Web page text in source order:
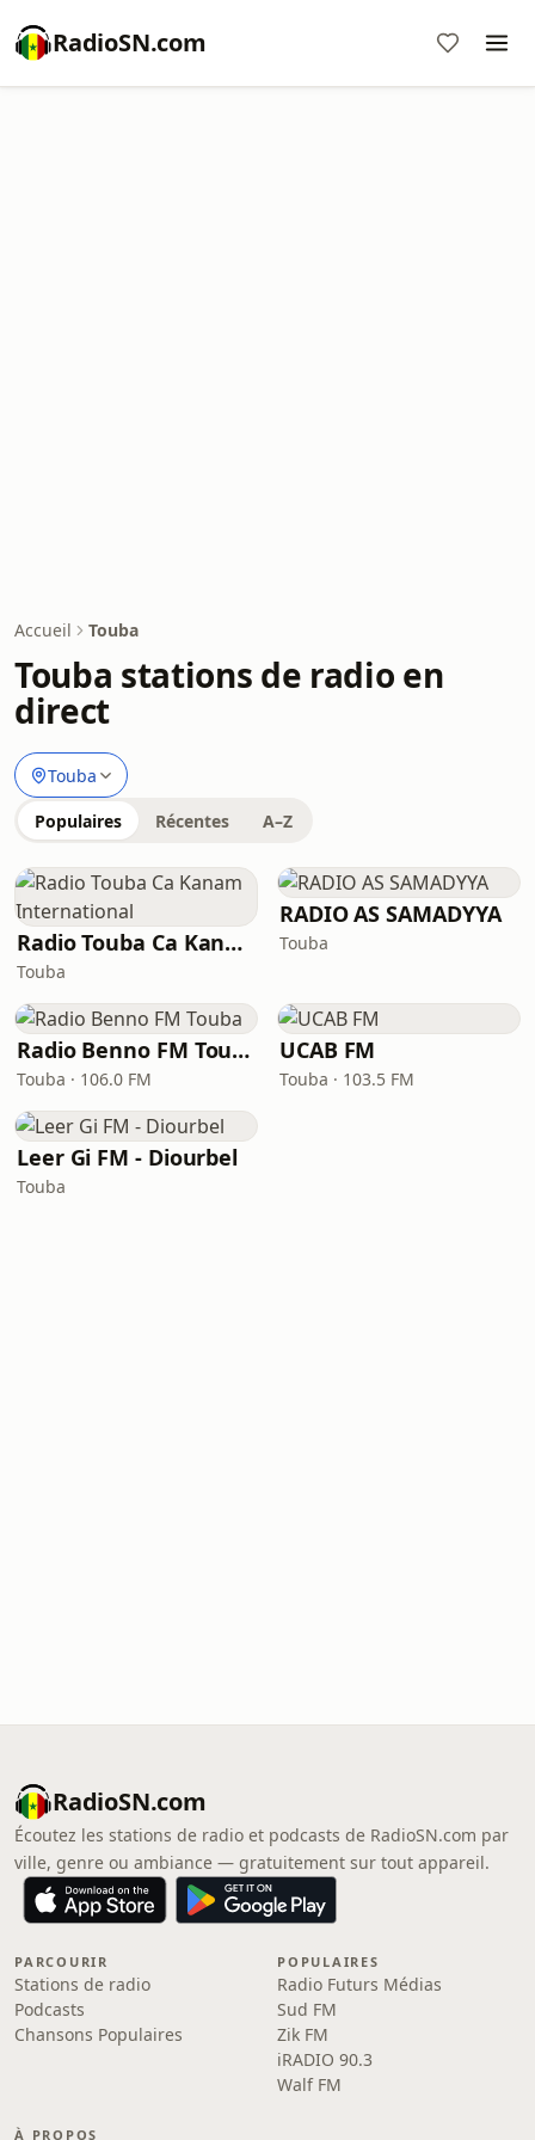
RadioSN.com
Accueil Touba
Touba stations de radio en
direct
Touba
Populaires Récentes A–Z
Radio Touba Ca Kanam International
Touba
RADIO AS SAMADYYA
Touba
Radio Benno FM Touba
Touba · 106.0 FM
UCAB FM
Touba · 103.5 FM
Leer Gi FM - Diourbel
Touba
RadioSN.com
Écoutez les stations de radio et podcasts de RadioSN.com par
ville, genre ou ambiance — gratuitement sur tout appareil.
PARCOURIR
Stations de radio
Podcasts
Chansons Populaires
POPULAIRES
Radio Futurs Médias
Sud FM
Zik FM
iRADIO 90.3
Walf FM
À PROPOS